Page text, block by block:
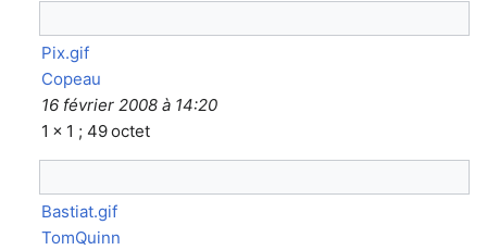
Pix.gif
Copeau
16 février 2008 à 14:20
1 × 1 ; 49 octet
Bastiat.gif
TomQuinn